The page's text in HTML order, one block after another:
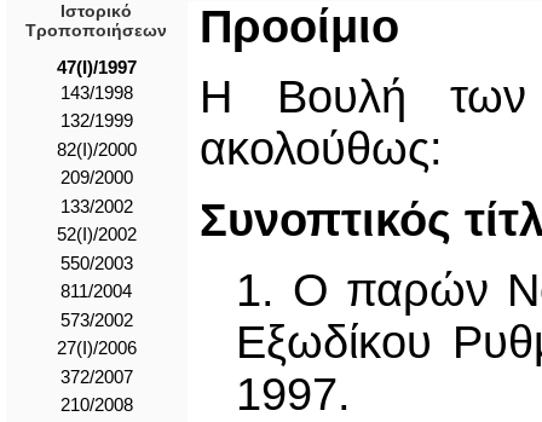
Ιστορικό
Τροποποιήσεων
47(I)/1997
143/1998
132/1999
82(I)/2000
209/2000
133/2002
52(I)/2002
550/2003
811/2004
573/2002
27(I)/2006
372/2007
210/2008
Προοίμιο
Η Βουλή των
ακολούθως:
Συνοπτικός
1. Ο παρών
Εξωδίκου
1997.